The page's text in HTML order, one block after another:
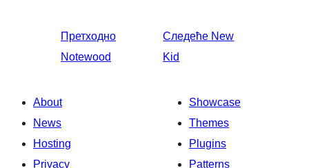
Претходно
Notewood
Следеће New
Kid
About
News
Hosting
Privacy
Showcase
Themes
Plugins
Patterns